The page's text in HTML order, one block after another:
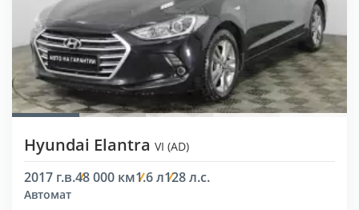
Hyundai Elantra VI (AD)
2017 г.в.48 000 км1.6 л128 л.с.
Автомат